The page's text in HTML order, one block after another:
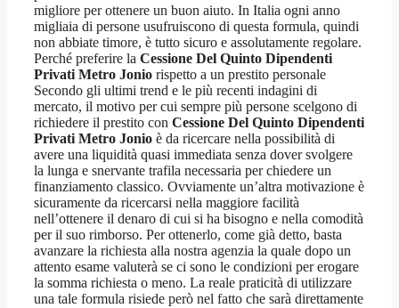
migliore per ottenere un buon aiuto. In Italia ogni anno
migliaia di persone usufruiscono di questa formula, quindi
non abbiate timore, è tutto sicuro e assolutamente regolare.
Perché preferire la Cessione Del Quinto Dipendenti
Privati Metro Jonio rispetto a un prestito personale
Secondo gli ultimi trend e le più recenti indagini di
mercato, il motivo per cui sempre più persone scelgono di
richiedere il prestito con Cessione Del Quinto Dipendenti
Privati Metro Jonio è da ricercare nella possibilità di
avere una liquidità quasi immediata senza dover svolgere
la lunga e snervante trafila necessaria per chiedere un
finanziamento classico. Ovviamente un’altra motivazione è
sicuramente da ricercarsi nella maggiore facilità
nell’ottenere il denaro di cui si ha bisogno e nella comodità
per il suo rimborso. Per ottenerlo, come già detto, basta
avanzare la richiesta alla nostra agenzia la quale dopo un
attento esame valuterà se ci sono le condizioni per erogare
la somma richiesta o meno. La reale praticità di utilizzare
una tale formula risiede però nel fatto che sarà direttamente